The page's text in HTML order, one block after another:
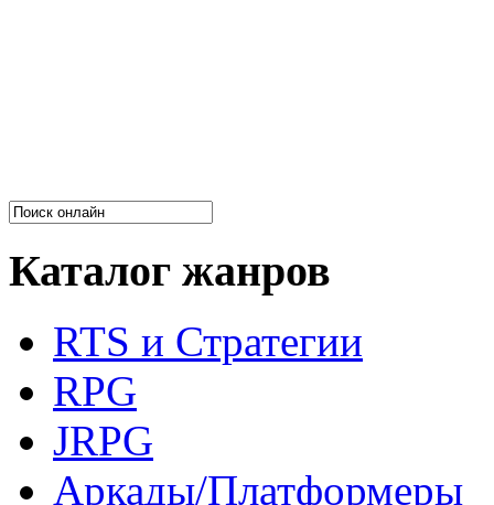
Каталог жанров
RTS и Стратегии
RPG
JRPG
Аркады/Платформеры